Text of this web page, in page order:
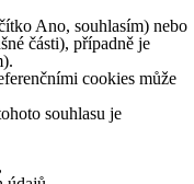
Ano, souhlasím) nebo
části), případně je
cookies může
souhlasu je